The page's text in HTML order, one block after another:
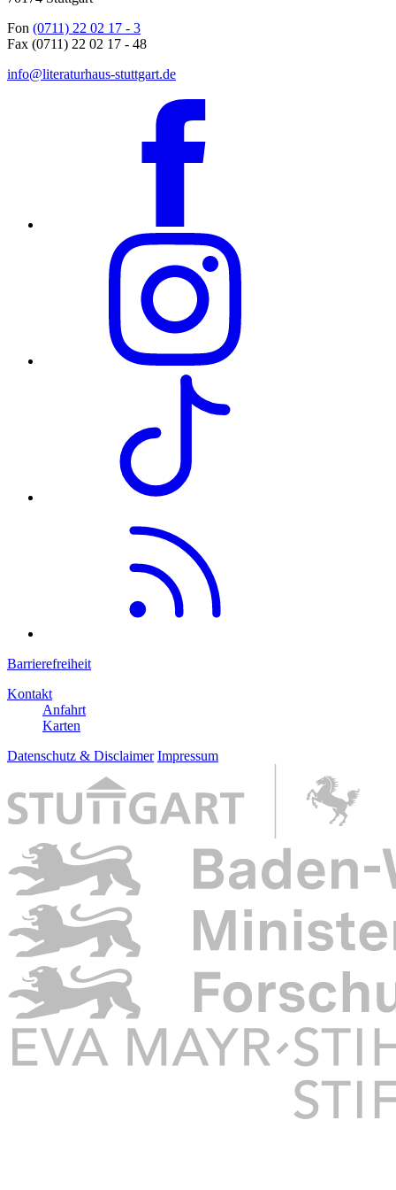
Fon (0711) 22 02 17 - 3
Fax (0711) 22 02 17 - 48
info@literaturhaus-stuttgart.de
Barrierefreiheit
Kontakt
Anfahrt
Karten
Datenschutz & Disclaimer Impressum